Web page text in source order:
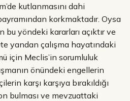
kutlanmasını dahi
korkmaktadır. Oysa
yöndeki kararları açıktır ve
yandan çalışma hayatındaki
için Meclis’in sorumluluk
önündeki engellerin
karşı karşıya bırakıldığı
bulması ve mevzuattaki